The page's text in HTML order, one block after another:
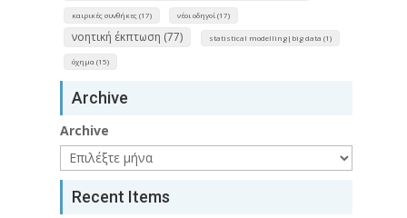
καιρικές συνθήκες (17) νέοι οδηγοί (17)
νοητική έκπτωση (77) statistical modelling|big data (1)
όχημα (15)
Archive
Archive
Recent Items